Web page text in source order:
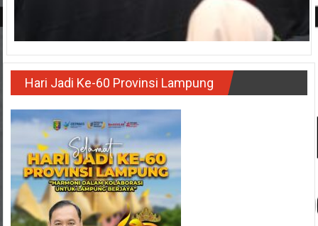
Hari Jadi Ke-60 Provinsi Lampung